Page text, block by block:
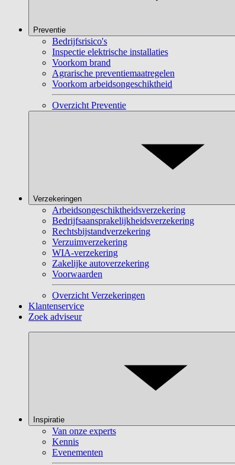
Preventie
Bedrijfsrisico's
Inspectie elektrische installaties
Voorkom brand
Agrarische preventiemaatregelen
Voorkom arbeidsongeschiktheid
Overzicht Preventie
Verzekeringen
Arbeidsongeschiktheidsverzekering
Bedrijfsaansprakelijkheidsverzekering
Rechtsbijstandverzekering
Verzuimverzekering
WIA-verzekering
Zakelijke autoverzekering
Voorwaarden
Overzicht Verzekeringen
Klantenservice
Zoek adviseur
Inspiratie
Van onze experts
Kennis
Evenementen